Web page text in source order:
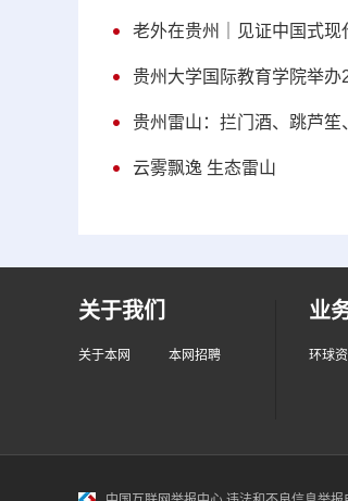
老外在贵州｜见证中国式现
贵州大学国际教育学院举
贵州雷山：拦门酒、跳芦
云雾飘逸 生态雷山
关于我们
关于本网 本网招聘
业
环球